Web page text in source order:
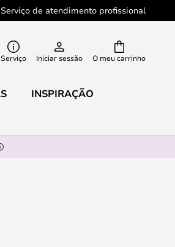
Serviço de atendimento profissional
O meu carrinho
Serviço Iniciar sessão
INSPIRAÇÃO